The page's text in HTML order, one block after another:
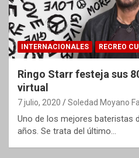
INTERNACIONALES RECREO
Ringo Starr festeja sus
virtual
7 julio, 2020 Soledad Moyano
Uno de los mejores bateristas
años. Se trata del último…